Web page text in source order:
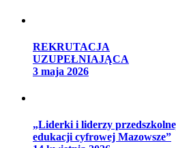
REKRUTACJA
UZUPEŁNIAJĄCA
3 maja 2026
„Liderki i liderzy
edukacji cyfrowej Mazowsze”